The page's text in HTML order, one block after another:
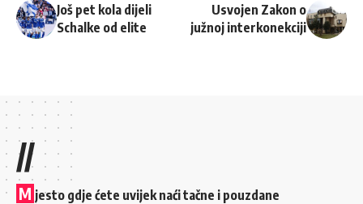
Još pet kola dijeli
Schalke od elite
Usvojen Zakon o
južnoj interkonekciji
//
M jesto gdje ćete uvijek naći tačne i pouzdane